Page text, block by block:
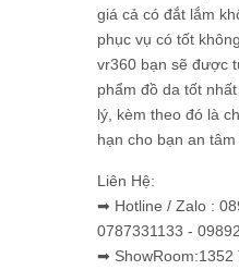
giá cả có đắt lắm
phục vụ có tốt
vr360 bạn sẽ được
phẩm đồ da tốt
lý, kèm theo đó là
hạn cho bạn an
Liên Hệ:
➡ Hotline / Zalo :
0787331133 -
➡ ShowRoom:1352